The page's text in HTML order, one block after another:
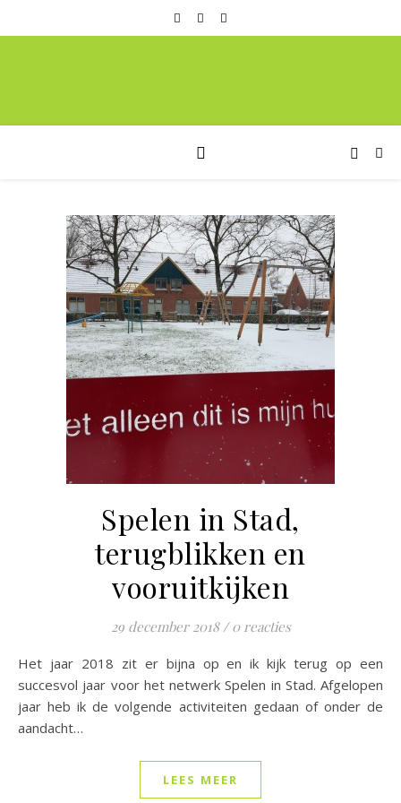
Spelen in Stad,
terugblikken en
vooruitkijken
29 december 2018 / 0 reacties
Het jaar 2018 zit er bijna op en ik kijk terug op een
succesvol jaar voor het netwerk Spelen in Stad. Afgelopen
jaar heb ik de volgende activiteiten gedaan of onder de
aandacht…
LEES MEER